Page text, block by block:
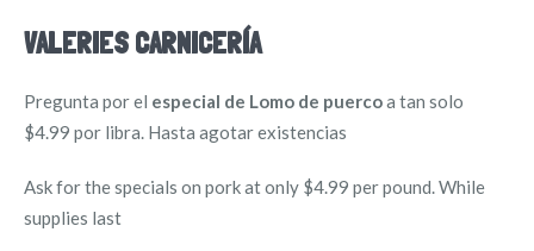
VALERIES CARNICERÍA
Pregunta por el especial de Lomo de puercoa tan solo
$4.99 por libra. Hasta agotar existencias
Ask for the specials on pork at only $4.99 per pound. While
supplies last